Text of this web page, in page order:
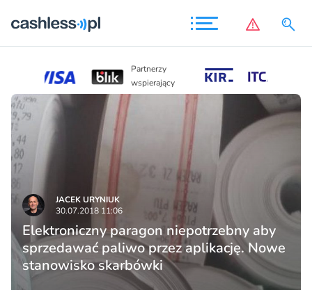
Partnerzy
wspierający
JACEK URYNIUK
30.07.2018 11:06
Elektroniczny paragon niepotrzebny aby
sprzedawać paliwo przez aplikację. Nowe
stanowisko skarbówki